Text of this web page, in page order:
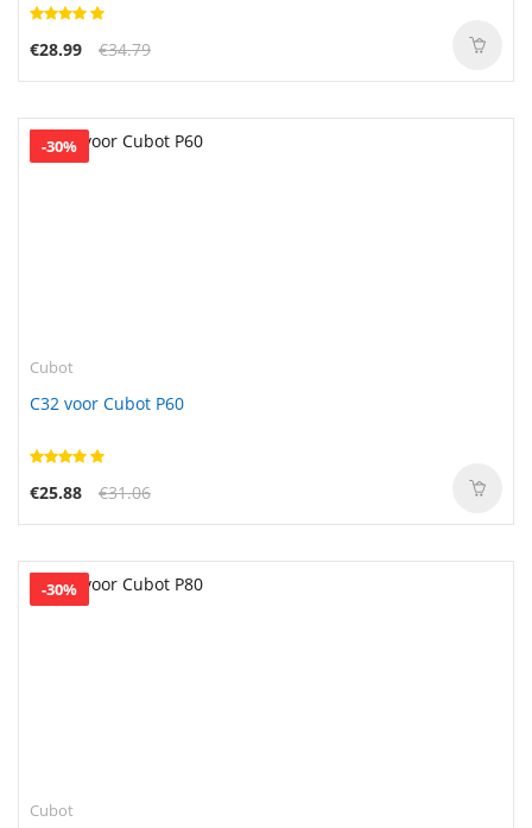
€28.99 €34.79
-30%
Cubot
C32 voor Cubot P60
€25.88 €31.06
-30%
Cubot